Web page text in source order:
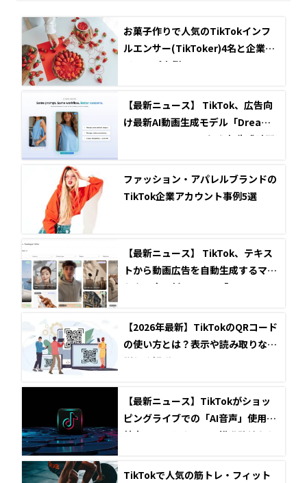
お菓子作りで人気のTikTokインフ
ルエンサー(TikToker)4名と企業タ
イアップ事例
【最新ニュース】 TikTok、広告向
け最新AI動画生成モデル「Dreamin
a Seedance 2.5」を発表 生成時間
ファッション・アパレルブランドの
TikTok企業アカウント事例5選
【最新ニュース】 TikTok、テキス
トから動画広告を自動生成するマー
ケター向け新AIツール「Symphony
【2026年最新】TikTokのQRコード
の使い方とは？表示や読み取りなど
詳しく解説
【最新ニュース】TikTokがショッ
ピングライブでの「AI音声」使用を
禁止へ！これまでのAI推進路線から
TikTokで人気の筋トレ・フィット